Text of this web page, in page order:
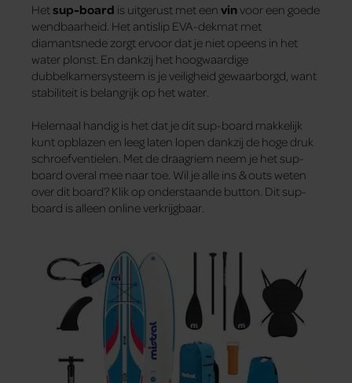
Hetsup-board is uitgerust met een vinvoor een goede
wendbaarheid. Het antislip EVA-dekmat met
diamantsnede zorgt ervoor dat je niet opeens in het
water plonst. En dankzij het hoogwaardige
dubbelkamersysteem is je veiligheid gewaarborgd, want
stabiliteit is belangrijk op het water.
Helemaal handig is het dat je dit sup-board makkelijk
kunt opblazen en leeg laten lopen dankzij de hoge druk
schroefventielen. Met de draagriem neem je het sup-
board overal mee naar toe. Wil je alle ins & outs weten
over dit board? Klik op onderstaande button. Dit sup-
board is alleen online verkrijgbaar.